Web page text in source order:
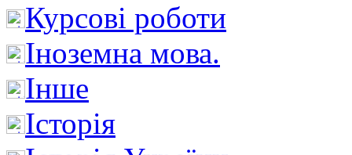
Курсові роботи
Іноземна мова.
Інше
Історія